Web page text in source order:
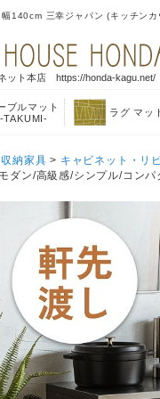
140cm 三幸ジャパン (キッチン
ット本店 https://honda-kagu.net/
ブルマット
TAKUMI-
ラグ マッ
収納家具 > キャビネット・リ
ダン/高級感/シンプル/コン